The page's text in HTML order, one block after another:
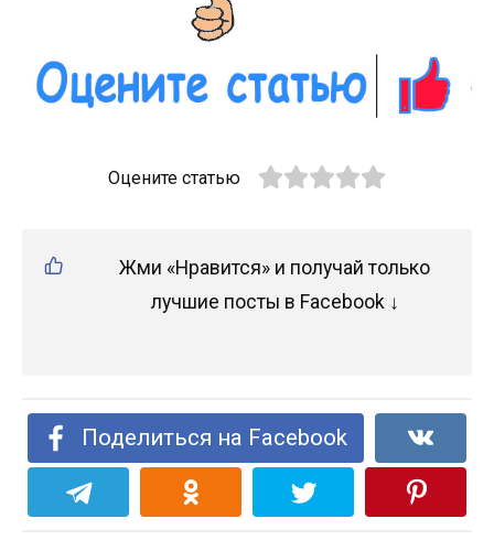
Оцените статью
Жми «Нравится» и получай только
лучшие посты в Facebook ↓
Поделиться на Facebook